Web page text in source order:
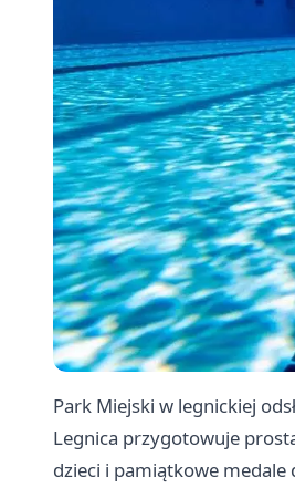
Park Miejski w legnickiej
Legnica przygotowuje
dzieci i pamiątkowe medale